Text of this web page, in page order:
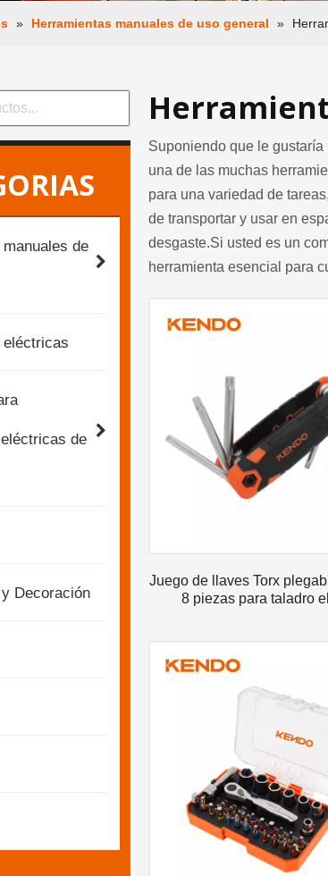
» Herramientas manuales de uso general »
de
eléctricas
de
Decoración
un lugar fantástico para Kendo para
Suponiendo que le gustaría
una de las muchas
para una variedad de
de transportar y usar en
desgaste.Si usted es un
herramienta esencial para
Juego de llaves Torx
8 piezas para taladro